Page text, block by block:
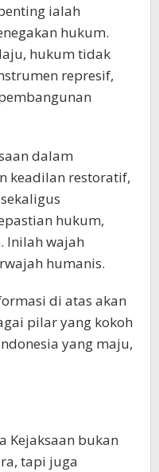
ialah
hukum.
hukum tidak
represif,
dalam
keadilan restoratif,
hukum,
Inilah wajah
humanis.
di atas akan
pilar yang kokoh
yang maju,
Kejaksaan bukan
tapi juga